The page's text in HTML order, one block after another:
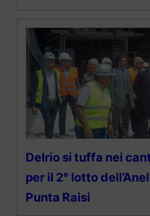
Delrio si tuffa nei
per il 2° lotto
Punta Raisi